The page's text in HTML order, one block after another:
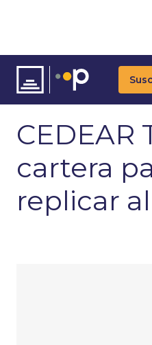
ARTÍCULOS
CEDEAR
cartera
replicar